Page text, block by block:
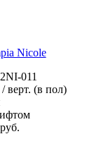
Nicole
011
верт. (в пол)